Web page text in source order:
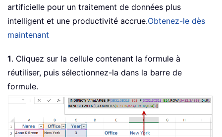
artificielle pour un traitement de données plus
intelligent et une productivité accrue.Obtenez-le dès
maintenant
1. Cliquez sur la cellule contenant la formule à
réutiliser, puis sélectionnez-la dans la barre de
formule.